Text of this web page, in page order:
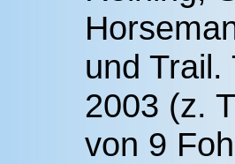
und Trail.
2003 (z.
von 9